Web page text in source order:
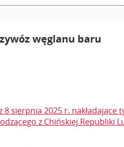
węglanu baru
sierpnia 2025 r. nakładające
z Chińskiej Republiki